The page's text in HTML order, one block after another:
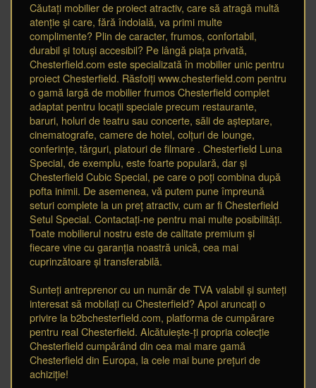
Căutați mobilier de proiect atractiv, care să atragă multă
atenție și care, fără îndoială, va primi multe
complimente? Plin de caracter, frumos, confortabil,
durabil și totuși accesibil? Pe lângă piața privată,
Chesterfield.com este specializată în mobilier unic pentru
proiect Chesterfield. Răsfoiți www.chesterfield.com pentru
o gamă largă de mobilier frumos Chesterfield complet
adaptat pentru locații speciale precum restaurante,
baruri, holuri de teatru sau concerte, săli de așteptare,
cinematografe, camere de hotel, colțuri de lounge,
conferințe, târguri, platouri de filmare . Chesterfield Luna
Special, de exemplu, este foarte populară, dar și
Chesterfield Cubic Special, pe care o poți combina după
pofta inimii. De asemenea, vă putem pune împreună
seturi complete la un preț atractiv, cum ar fi Chesterfield
Setul Special. Contactați-ne pentru mai multe posibilități.
Toate mobilierul nostru este de calitate premium și
fiecare vine cu garanția noastră unică, cea mai
cuprinzătoare și transferabilă.
Sunteți antreprenor cu un număr de TVA valabil și sunteți
interesat să mobilați cu Chesterfield? Apoi aruncați o
privire la b2bchesterfield.com, platforma de cumpărare
pentru real Chesterfield. Alcătuiește-ți propria colecție
Chesterfield cumpărând din cea mai mare gamă
Chesterfield din Europa, la cele mai bune prețuri de
achiziție!